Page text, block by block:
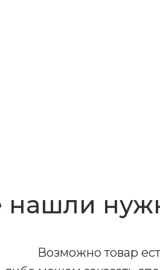
нашли
Возможно товар